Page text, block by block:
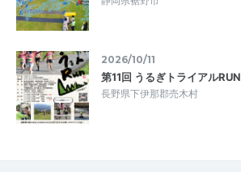
2026/10/11
第11回 うるぎトライアルRUN
長野県下伊那郡売木村